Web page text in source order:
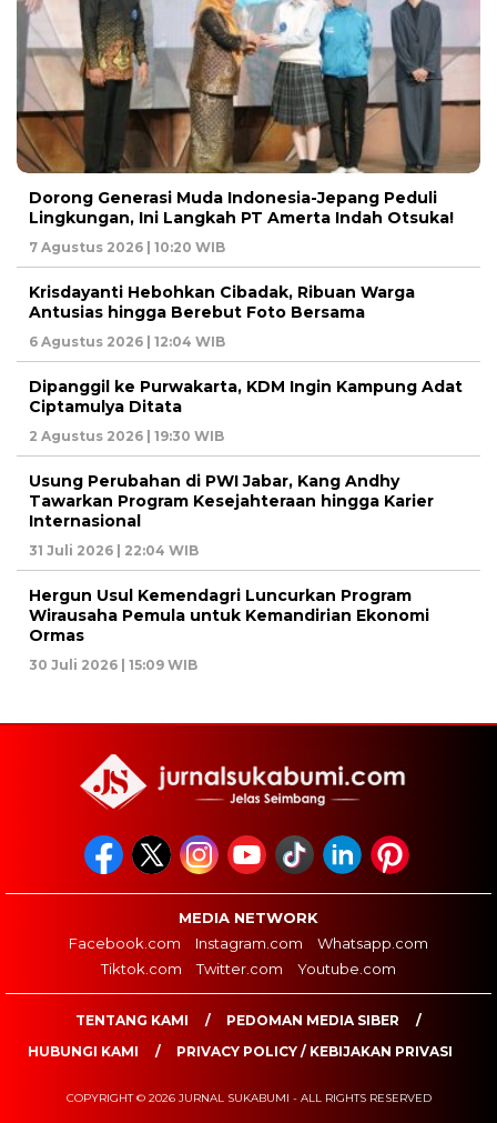
Dorong Generasi Muda Indonesia-Jepang Peduli
Lingkungan, Ini Langkah PT Amerta Indah Otsuka!
7 Agustus 2026 | 10:20 WIB
Krisdayanti Hebohkan Cibadak, Ribuan Warga
Antusias hingga Berebut Foto Bersama
6 Agustus 2026 | 12:04 WIB
Dipanggil ke Purwakarta, KDM Ingin Kampung Adat
Ciptamulya Ditata
2 Agustus 2026 | 19:30 WIB
Usung Perubahan di PWI Jabar, Kang Andhy
Tawarkan Program Kesejahteraan hingga Karier
Internasional
31 Juli 2026 | 22:04 WIB
Hergun Usul Kemendagri Luncurkan Program
Wirausaha Pemula untuk Kemandirian Ekonomi
Ormas
30 Juli 2026 | 15:09 WIB
MEDIA NETWORK
Facebook.com
Instagram.com
Whatsapp.com
Tiktok.com
Twitter.com Youtube.com
TENTANG KAMI
PEDOMAN MEDIA SIBER
HUBUNGI KAMI
PRIVACY POLICY / KEBIJAKAN PRIVASI
COPYRIGHT © 2026 JURNAL SUKABUMI - ALL RIGHTS RESERVED